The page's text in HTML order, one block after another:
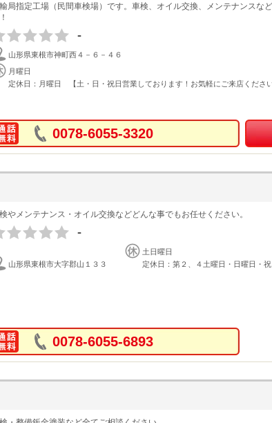
局指定工場（民間車検場）です。車検、オイル交換、メンテナンスな
-
山形県東根市神町西４－６－４６
月曜日
定休日：月曜日 【土・日・祝日営業しております！お気軽にご来店ください
0078-6055-3320
やメンテナンス・オイル交換などどんな事でもお任せください。
-
山形県東根市大字郡山１３３
土日曜日
定休日：第２、４土曜日・日曜日・祝
0078-6055-6893